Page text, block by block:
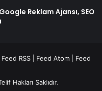
Reklam Ajansı, SEO
Feed RSS Feed Atom
Feed
Hakları Saklıdır.